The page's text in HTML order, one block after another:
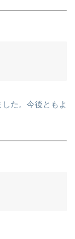
した。今後ともよ